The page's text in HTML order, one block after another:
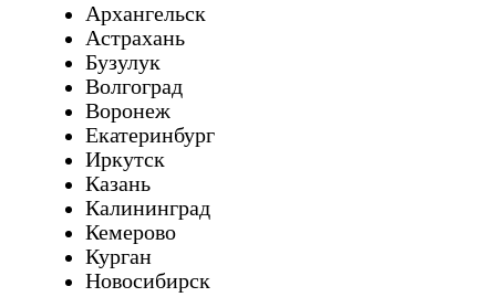
Архангельск
Астрахань
Бузулук
Волгоград
Воронеж
Екатеринбург
Иркутск
Казань
Калининград
Кемерово
Курган
Новосибирск